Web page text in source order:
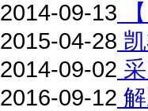
2014-09-13
2015-04-28
2014-09-02
2016-09-12